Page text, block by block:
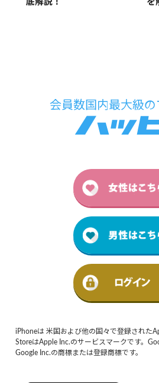
底解説！
を
iPhoneは 米国および他の国々で登録された
StoreはApple Inc.のサービスマークです。
Google Inc.の商標または登録商標です。